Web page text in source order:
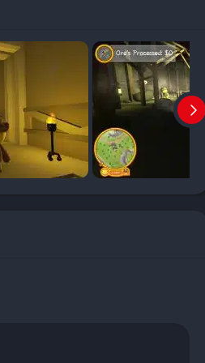
giocatori giovani e adulti.